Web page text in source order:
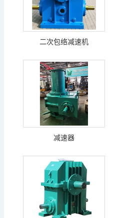
二次包络减速机
减速器